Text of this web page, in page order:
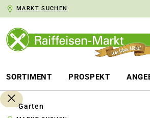
Zur Hauptnavigation
MARKT SUCHEN
SORTIMENT PROSPEKT
Garten